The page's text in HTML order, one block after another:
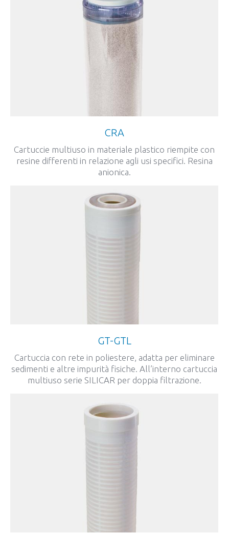
CRA
Cartuccie multiuso in materiale plastico riempite con
resine differenti in relazione agli usi specifici. Resina
anionica.
GT-GTL
Cartuccia con rete in poliestere, adatta per eliminare
sedimenti e altre impurità fisiche. All’interno cartuccia
multiuso serie SILICAR per doppia filtrazione.